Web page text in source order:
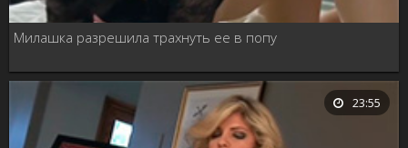
Милашка разрешила трахнуть ее в попу
23:55